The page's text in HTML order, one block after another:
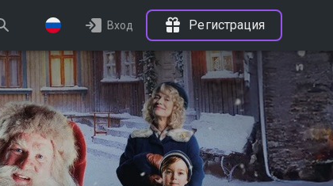
Вход Регистрация